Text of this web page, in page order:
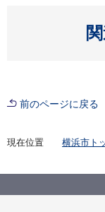
前のページに戻る
現在位置 横浜市ト
子どもゆ